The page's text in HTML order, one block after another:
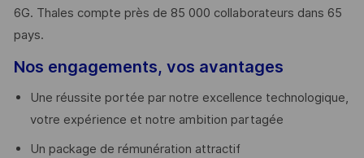
6G. Thales compte près de 85 000 collaborateurs dans 65
pays. ​
Nos engagements, vos avantages
Une réussite portée par notre excellence technologique,
votre expérience et notre ambition partagée
Un package de rémunération attractif